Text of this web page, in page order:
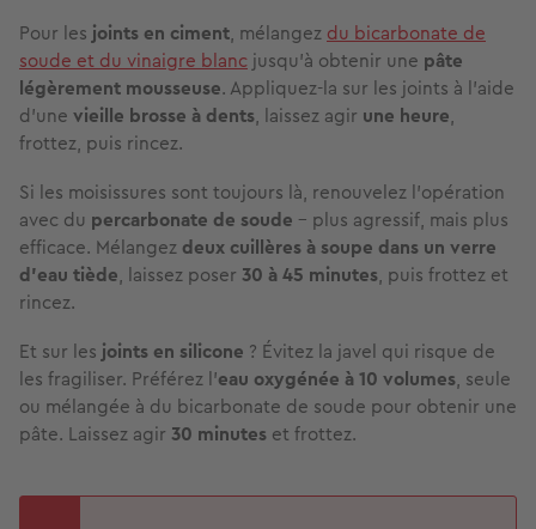
Pour les joints en ciment, mélangez du bicarbonate de
soude et du vinaigre blanc jusqu'à obtenir une pâte
légèrement mousseuse. Appliquez-la sur les joints à l'aide
d'une vieille brosse à dents, laissez agir une heure,
frottez, puis rincez.
Si les moisissures sont toujours là, renouvelez l’opération
avec du percarbonate de soude – plus agressif, mais plus
efficace. Mélangez deux cuillères à soupe dans un verre
d'eau tiède, laissez poser 30 à 45 minutes, puis frottez et
rincez.
Et sur les joints en silicone ? Évitez la javel qui risque de
les fragiliser. Préférez l’eau oxygénée à 10 volumes, seule
ou mélangée à du bicarbonate de soude pour obtenir une
pâte. Laissez agir 30 minutes et frottez.